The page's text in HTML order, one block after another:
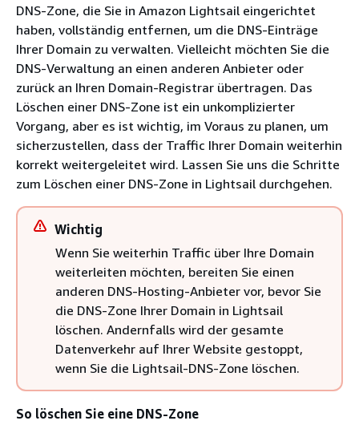
DNS-Zone, die Sie in Amazon Lightsail eingerichtet
haben, vollständig entfernen, um die DNS-Einträge
Ihrer Domain zu verwalten. Vielleicht möchten Sie die
DNS-Verwaltung an einen anderen Anbieter oder
zurück an Ihren Domain-Registrar übertragen. Das
Löschen einer DNS-Zone ist ein unkomplizierter
Vorgang, aber es ist wichtig, im Voraus zu planen, um
sicherzustellen, dass der Traffic Ihrer Domain weiterhin
korrekt weitergeleitet wird. Lassen Sie uns die Schritte
zum Löschen einer DNS-Zone in Lightsail durchgehen.
Wichtig
Wenn Sie weiterhin Traffic über Ihre Domain
weiterleiten möchten, bereiten Sie einen
anderen DNS-Hosting-Anbieter vor, bevor Sie
die DNS-Zone Ihrer Domain in Lightsail
löschen. Andernfalls wird der gesamte
Datenverkehr auf Ihrer Website gestoppt,
wenn Sie die Lightsail-DNS-Zone löschen.
So löschen Sie eine DNS-Zone